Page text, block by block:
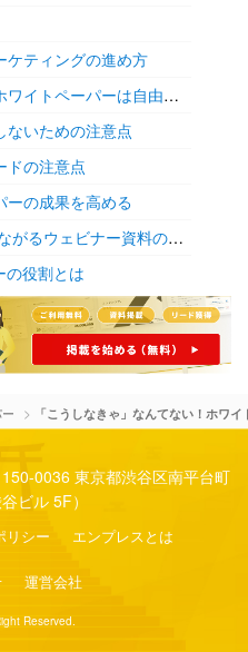
ケティングの進め方
「こうしなきゃ」なんてない！ホワイトペーパーは自由な発想で
ないための注意点
ドの注意点
ーの成果を高める
参加者の心をつかむ！ 成果につながるウェビナー資料の作り方
の役割とは
> 「こうしなきゃ」なんてない！ホワ
0036 東京都渋谷区南平台町
ビル 5F）
リシー エンプレスとは
運営会社
Reserved.